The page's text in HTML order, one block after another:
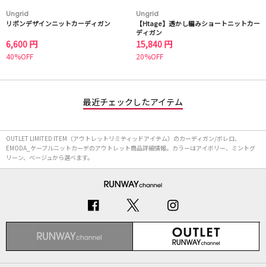
Ungrid
リボンデザインニットカーディガン
6,600 円
40%OFF
Ungrid
【Htage】透かし編みショートニットカー
ディガン
15,840 円
20%OFF
最近チェックしたアイテム
OUTLET LIMITED ITEM（アウトレットリミティッドアイテム）のカーディガン/ボレロ、
EMODA_ケーブルニットカーデのアウトレット商品詳細情報。カラーはアイボリー、ミントグ
リーン、ベージュから選べます。